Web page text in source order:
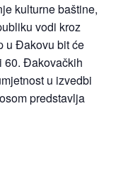
kulturne baštine,
vodi kroz
u Đakovu bit će
60. Đakovačkih
u izvedbi
predstavlja